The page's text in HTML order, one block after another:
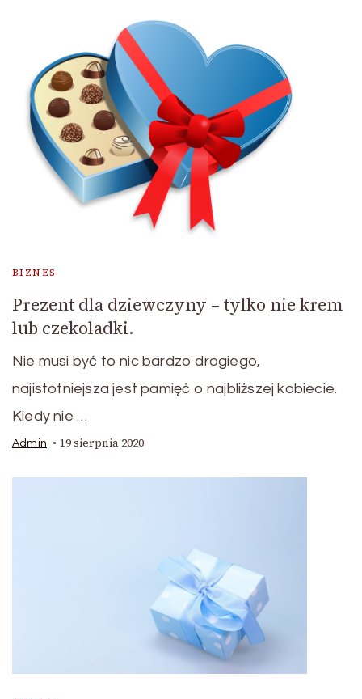
BIZNES
Prezent dla dziewczyny – tylko nie krem
lub czekoladki.
Nie musi być to nic bardzo drogiego,
najistotniejsza jest pamięć o najbliższej kobiecie.
Kiedy nie …
Admin 19 sierpnia 2020